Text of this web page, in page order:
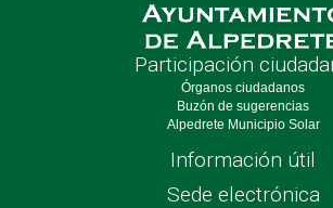
Participación
Órganos ciudadanos
Buzón de sugerencias
Alpedrete Municipio Solar
Información útil
Sede electrónica